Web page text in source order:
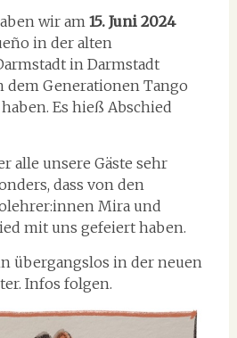
wir am 15. Juni 2024
in der alten
in Darmstadt
dem Generationen Tango
Es hieß Abschied
alle unsere Gäste sehr
dass von den
Mira und
mit uns gefeiert haben.
übergangslos in der neuen
Infos folgen.